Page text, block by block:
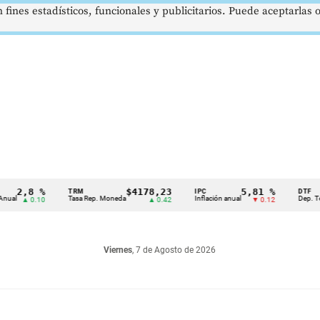
%
0.10
TRM
Tasa Rep. Moneda
$4178,23
▲ 0.42
IPC
Inflación anual
5,81 %
▼ 0.12
DTF
Dep. Término
Viernes, 7 de Agosto de 2026
estadísticos, funcionales y publicitarios. Puede aceptarlas